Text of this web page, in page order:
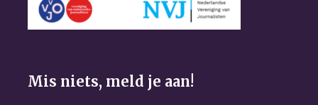
Mis niets, meld je aan!